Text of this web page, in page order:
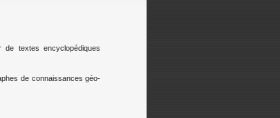
de textes encyclopédiques
de connaissances géo-